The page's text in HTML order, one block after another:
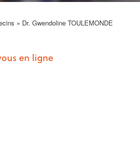
Dr. Gwendoline TOULEMONDE
en ligne